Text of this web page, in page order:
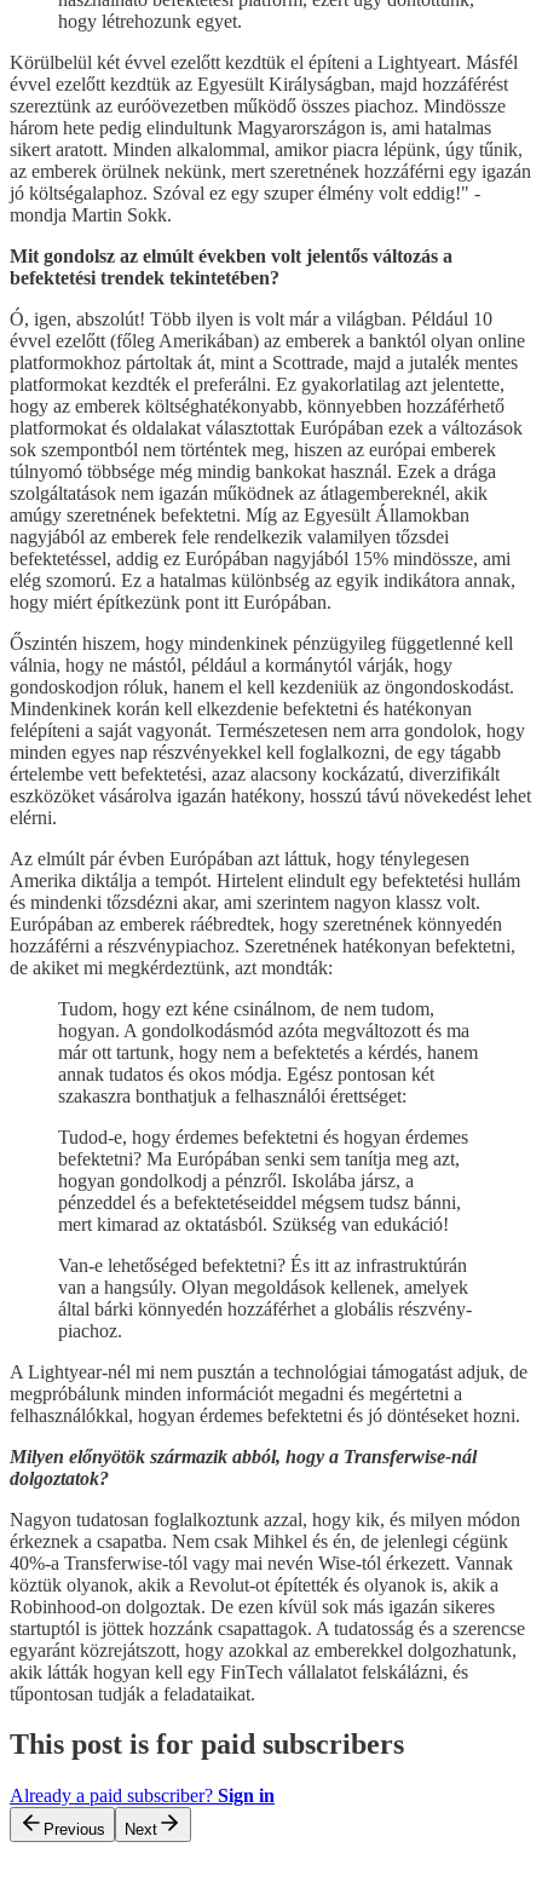
hogy létrehozunk egyet.
Körülbelül két évvel ezelőtt kezdtük el építeni a Lightyeart. Másfél
évvel ezelőtt kezdtük az Egyesült Királyságban, majd hozzáférést
szereztünk az euróövezetben működő összes piachoz. Mindössze
három hete pedig elindultunk Magyarországon is, ami hatalmas
sikert aratott. Minden alkalommal, amikor piacra lépünk, úgy tűnik,
az emberek örülnek nekünk, mert szeretnének hozzáférni egy igazán
jó költségalaphoz. Szóval ez egy szuper élmény volt eddig!" -
mondja Martin Sokk.
Mit gondolsz az elmúlt években volt jelentős változás a
befektetési trendek tekintetében?
Ó, igen, abszolút! Több ilyen is volt már a világban. Például 10
évvel ezelőtt (főleg Amerikában) az emberek a banktól olyan online
platformokhoz pártoltak át, mint a Scottrade, majd a jutalék mentes
platformokat kezdték el preferálni. Ez gyakorlatilag azt jelentette,
hogy az emberek költséghatékonyabb, könnyebben hozzáférhető
platformokat és oldalakat választottak Európában ezek a változások
sok szempontból nem történtek meg, hiszen az európai emberek
túlnyomó többsége még mindig bankokat használ. Ezek a drága
szolgáltatások nem igazán működnek az átlagembereknél, akik
amúgy szeretnének befektetni. Míg az Egyesült Államokban
nagyjából az emberek fele rendelkezik valamilyen tőzsdei
befektetéssel, addig ez Európában nagyjából 15% mindössze, ami
elég szomorú. Ez a hatalmas különbség az egyik indikátora annak,
hogy miért építkezünk pont itt Európában.
Őszintén hiszem, hogy mindenkinek pénzügyileg függetlenné kell
válnia, hogy ne mástól, például a kormánytól várják, hogy
gondoskodjon róluk, hanem el kell kezdeniük az öngondoskodást.
Mindenkinek korán kell elkezdenie befektetni és hatékonyan
felépíteni a saját vagyonát. Természetesen nem arra gondolok, hogy
minden egyes nap részvényekkel kell foglalkozni, de egy tágabb
értelembe vett befektetési, azaz alacsony kockázatú, diverzifikált
eszközöket vásárolva igazán hatékony, hosszú távú növekedést lehet
elérni.
Az elmúlt pár évben Európában azt láttuk, hogy ténylegesen
Amerika diktálja a tempót. Hirtelent elindult egy befektetési hullám
és mindenki tőzsdézni akar, ami szerintem nagyon klassz volt.
Európában az emberek ráébredtek, hogy szeretnének könnyedén
hozzáférni a részvénypiachoz. Szeretnének hatékonyan befektetni,
de akiket mi megkérdeztünk, azt mondták:
Tudom, hogy ezt kéne csinálnom, de nem tudom,
hogyan. A gondolkodásmód azóta megváltozott és ma
már ott tartunk, hogy nem a befektetés a kérdés, hanem
annak tudatos és okos módja. Egész pontosan két
szakaszra bonthatjuk a felhasználói érettséget:
Tudod-e, hogy érdemes befektetni és hogyan érdemes
befektetni? Ma Európában senki sem tanítja meg azt,
hogyan gondolkodj a pénzről. Iskolába jársz, a
pénzeddel és a befektetéseiddel mégsem tudsz bánni,
mert kimarad az oktatásból. Szükség van edukáció!
Van-e lehetőséged befektetni? És itt az infrastruktúrán
van a hangsúly. Olyan megoldások kellenek, amelyek
által bárki könnyedén hozzáférhet a globális részvény-
piachoz.
A Lightyear-nél mi nem pusztán a technológiai támogatást adjuk, de
megpróbálunk minden információt megadni és megértetni a
felhasználókkal, hogyan érdemes befektetni és jó döntéseket hozni.
Milyen előnyötök származik abból, hogy a Transferwise-nál
dolgoztatok?
Nagyon tudatosan foglalkoztunk azzal, hogy kik, és milyen módon
érkeznek a csapatba. Nem csak Mihkel és én, de jelenlegi cégünk
40%-a Transferwise-tól vagy mai nevén Wise-tól érkezett. Vannak
köztük olyanok, akik a Revolut-ot építették és olyanok is, akik a
Robinhood-on dolgoztak. De ezen kívül sok más igazán sikeres
startuptól is jöttek hozzánk csapattagok. A tudatosság és a szerencse
egyaránt közrejátszott, hogy azokkal az emberekkel dolgozhatunk,
akik látták hogyan kell egy FinTech vállalatot felskálázni, és
tűpontosan tudják a feladataikat.
This post is for paid subscribers
Already a paid subscriber? Sign in
Previous Next